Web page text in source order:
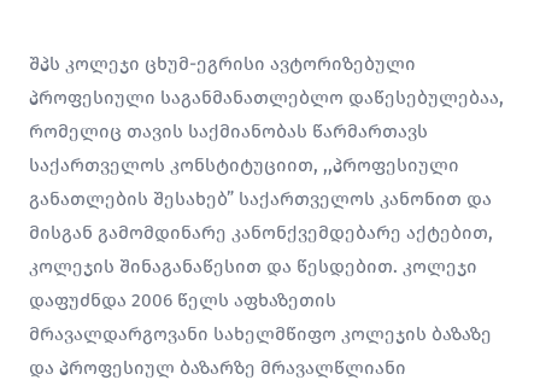
შპს კოლეჯი ცხუმ-ეგრისი ავტორიზებული
პროფესიული საგანმანათლებლო დაწესებულებაა,
რომელიც თავის საქმიანობას წარმართავს
საქართველოს კონსტიტუციით, ,,პროფესიული
განათლების შესახებ” საქართველოს კანონით და
მისგან გამომდინარე კანონქვემდებარე აქტებით,
კოლეჯის შინაგანაწესით და წესდებით. კოლეჯი
დაფუძნდა 2006 წელს აფხაზეთის
მრავალდარგოვანი სახელმწიფო კოლეჯის ბაზაზე
და პროფესიულ ბაზარზე მრავალწლიანი